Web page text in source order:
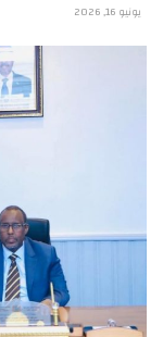
يونيو 16, 2026